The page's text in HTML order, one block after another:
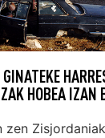
HOBEA IZAN
zen